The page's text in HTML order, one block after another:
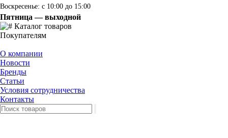
Воскресенье: с 10:00 до 15:00
Пятница — выходной
Каталог товаров
Покупателям
О компании
Новости
Бренды
Статьи
Условия сотрудничества
Контакты